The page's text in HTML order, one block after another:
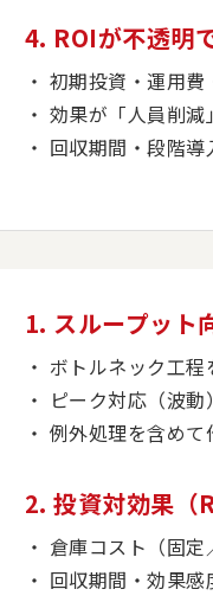
4. ROIが不透明
初期投資・運用
効果が「人員削
回収期間・段階
1. スループット
ボトルネック工
ピーク対応（波
例外処理を含め
2. 投資対効果（
倉庫コスト（固
回収期間・効果